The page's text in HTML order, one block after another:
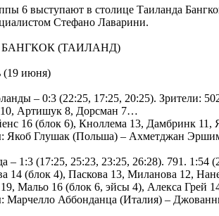
6 выступают в столице Таиланда
Стефано Лаварини.
(ТАИЛАНД)
(19 июня)
– 0:3 (22:25, 17:25, 20:25). Зрители:
Артишук 8, Дорсман 7…
16 (блок 6), Кноллема 13, Дамбринк
Якоб Глушак (Польша) – Ахметджан
– 1:3 (17:25, 25:23, 23:25, 26:28). 791. 1:54
14 (блок 4), Паскова 13, Миланова 12,
Мальо 16 (блок 6, эйсы 4), Алекса Грей
Марчелло Аббонданца (Италия) –